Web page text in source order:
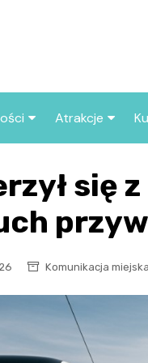
wpisy
Atrakcje
we Wrocławiu
Co warto
Wrocławiu?
się
Komunikacja miejska